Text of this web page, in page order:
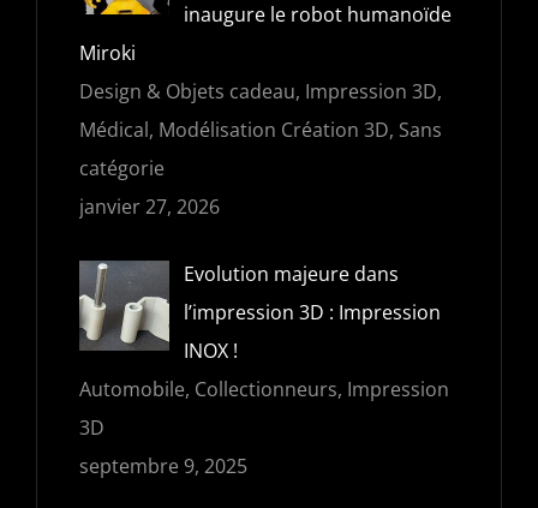
inaugure le robot humanoïde
Miroki
Design & Objets cadeau, Impression 3D,
Médical, Modélisation Création 3D, Sans
catégorie
janvier 27, 2026
Evolution majeure dans
l’impression 3D : Impression
INOX !
Automobile, Collectionneurs, Impression
3D
septembre 9, 2025